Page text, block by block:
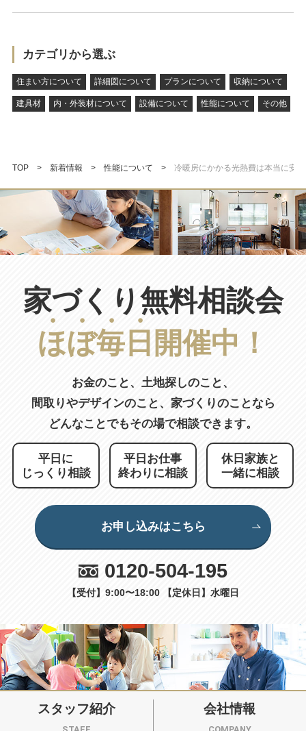
カテゴリから選ぶ
住まい方について 詳細図について プランについて 収納について
建具材 内・外装材について 設備について 性能について その他
TOP 新着情報 性能について 冷暖房にかかる光熱費は本当に安
家づくり無料相談会
ほぼ毎 日 開催中！
お金のこと、土地探しのこと、
間取りやデザインのこと、 家づくりのことなら
どんなことでもその場で相談できます。
平日に
じっくり相談
平日お仕事
終わりに相談
休日家族と
一緒に相談
お申し込みはこちら
0120-504-195
【受付】9:00〜18:00 【定休日】水曜日
スタッフ紹介 会社情報